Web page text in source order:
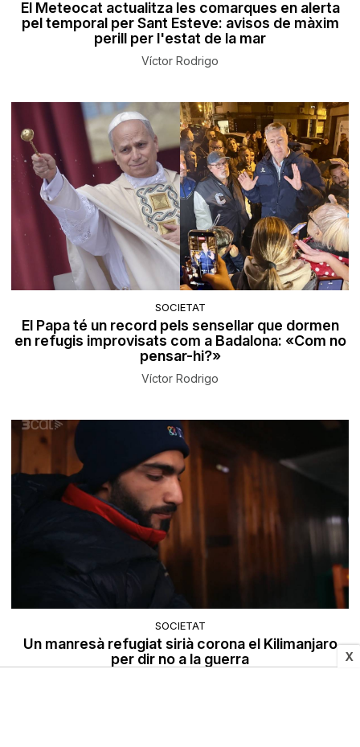
X
El Meteocat actualitza les comarques en alerta
pel temporal per Sant Esteve: avisos de màxim
perill per l'estat de la mar
Víctor Rodrigo
SOCIETAT
El Papa té un record pels sensellar que dormen
en refugis improvisats com a Badalona: «Com no
pensar-hi?»
Víctor Rodrigo
SOCIETAT
Un manresà refugiat sirià corona el Kilimanjaro
per dir no a la guerra